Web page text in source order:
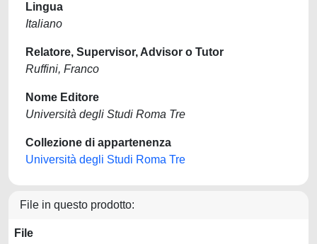
Lingua
Italiano
Relatore, Supervisor, Advisor o Tutor
Ruffini, Franco
Nome Editore
Università degli Studi Roma Tre
Collezione di appartenenza
Università degli Studi Roma Tre
File in questo prodotto:
File